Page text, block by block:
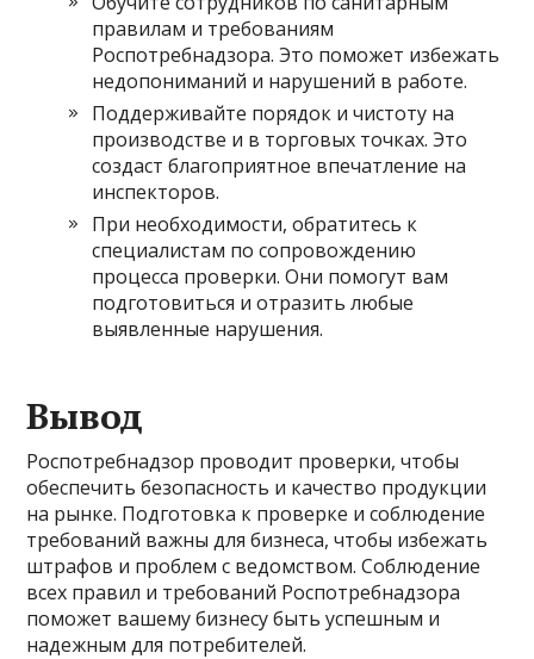
правилам и требованиям
Роспотребнадзора. Это поможет избежать
недопониманий и нарушений в работе.
Поддерживайте порядок и чистоту на
производстве и в торговых точках. Это
создаст благоприятное впечатление на
инспекторов.
При необходимости, обратитесь к
специалистам по сопровождению
процесса проверки. Они помогут вам
подготовиться и отразить любые
выявленные нарушения.
Вывод
Роспотребнадзор проводит проверки, чтобы
обеспечить безопасность и качество продукции
на рынке. Подготовка к проверке и соблюдение
требований важны для бизнеса, чтобы избежать
штрафов и проблем с ведомством. Соблюдение
всех правил и требований Роспотребнадзора
поможет вашему бизнесу быть успешным и
надежным для потребителей.